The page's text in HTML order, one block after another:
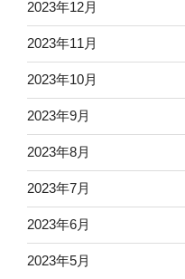
2023年12月
2023年11月
2023年10月
2023年9月
2023年8月
2023年7月
2023年6月
2023年5月